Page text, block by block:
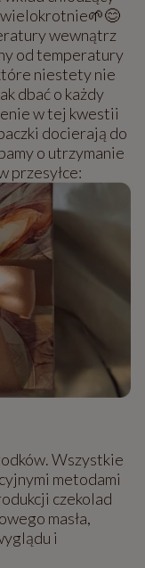
wielokrotnie🌱😊
wewnątrz
od temperatury
niestety nie
dbać o każdy
w tej kwestii
docierają do
o utrzymanie
przesyłce:
Wszystkie
metodami
czekolad
masła,
i